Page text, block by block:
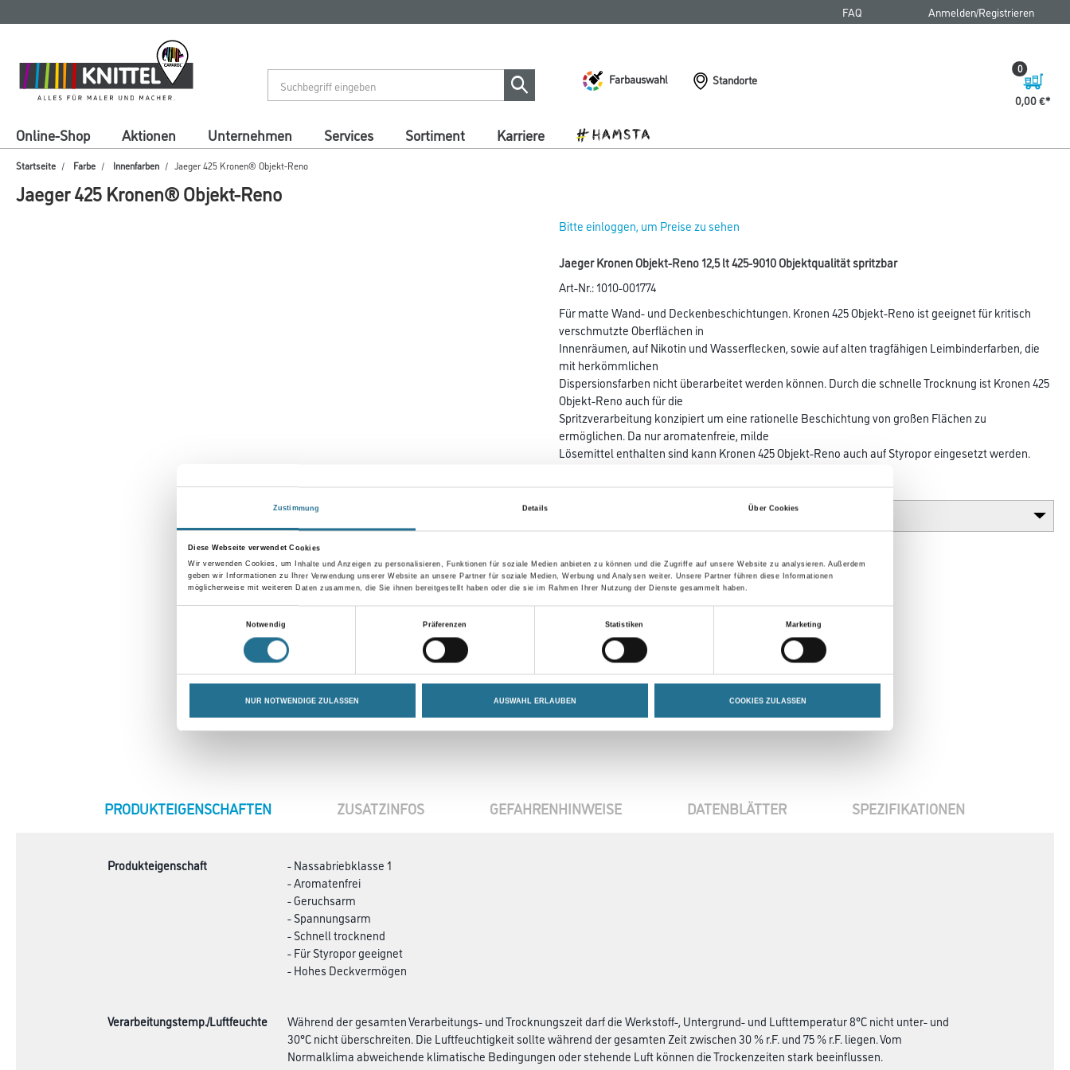
Zustimmung Details Über Cookies
Diese Webseite verwendet Cookies
Wir verwenden Cookies, um Inhalte und Anzeigen zu personalisieren, Funktionen für soziale Medien anbieten zu können und die Zugriffe auf unsere Website zu analysieren. Außerdem
geben wir Informationen zu Ihrer Verwendung unserer Website an unsere Partner für soziale Medien, Werbung und Analysen weiter. Unsere Partner führen diese Informationen
möglicherweise mit weiteren Daten zusammen, die Sie ihnen bereitgestellt haben oder die sie im Rahmen Ihrer Nutzung der Dienste gesammelt haben.
Notwendig
Präferenzen Statistiken Marketing
NUR NOTWENDIGE ZULASSEN AUSWAHL ERLAUBEN COOKIES ZULASSEN
springen
springen
FAQ Anmelden/Registrieren
Farbauswahl
Standorte
0,00 €
0
Online-Shop Aktionen Unternehmen Services Sortiment Karriere
Startseite Farbe Innenfarben Jaeger 425 Kronen® Objekt-Reno
Jaeger 425 Kronen® Objekt-Reno
Bitte einloggen, um Preise zu sehen
Jaeger Kronen Objekt-Reno 12,5 lt 425-9010 Objektqualität spritzbar
Art-Nr.:1010-001774
Für matte Wand- und Deckenbeschichtungen. Kronen 425 Objekt-Reno ist geeignet für kritisch
verschmutzte Oberflächen in
Innenräumen, auf Nikotin und Wasserflecken, sowie auf alten tragfähigen Leimbinderfarben, die
mit herkömmlichen
Dispersionsfarben nicht überarbeitet werden können. Durch die schnelle Trocknung ist Kronen 425
Objekt-Reno auch für die
Spritzverarbeitung konzipiert um eine rationelle Beschichtung von großen Flächen zu
ermöglichen. Da nur aromatenfreie, milde
Lösemittel enthalten sind kann Kronen 425 Objekt-Reno auch auf Styropor eingesetzt werden.
Umrechnungsfaktoren
CURRENT
PRODUKTEIGENSCHAFTEN ZUSATZINFOS GEFAHRENHINWEISE DATENBLÄTTER SPEZIFIKATIONEN
Produkteigenschaft
- Nassabriebklasse 1
- Aromatenfrei
- Geruchsarm
- Spannungsarm
- Schnell trocknend
- Für Styropor geeignet
- Hohes Deckvermögen
Verarbeitungstemp./Luftfeuchte
Während der gesamten Verarbeitungs- und Trocknungszeit darf die Werkstoff-, Untergrund- und Lufttemperatur 8°C nicht unter- und
30°C nicht überschreiten. Die Luftfeuchtigkeit sollte während der gesamten Zeit zwischen 30 % r.F. und 75 % r.F. liegen. Vom
Normalklima abweichende klimatische Bedingungen oder stehende Luft können die Trockenzeiten stark beeinflussen.